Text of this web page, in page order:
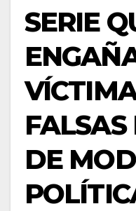
SERIE
FALSAS
DE